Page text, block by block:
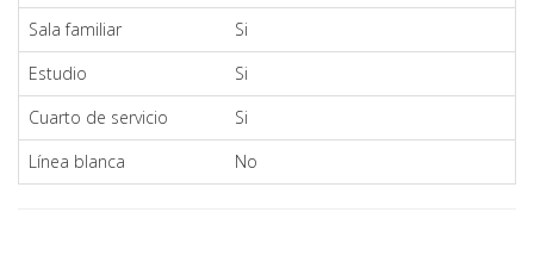
Sala familiar
Si
Estudio
Si
Cuarto de servicio
Si
Línea blanca
No